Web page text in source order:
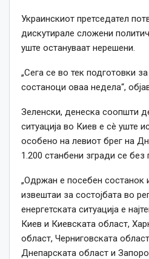
Украинскиот претседател
дискутирале сложени
уште остануваат нерешени.
„Сега се во тек подготовки
состаноци оваа недела“,
Зеленски, денеска соопшти
ситуација во Киев е сè уште
особено на левиот брег на
1.200 станбени згради се без
„Одржан е посебен состанок
извештаи за состојбата во
енергетската ситуација е
Киев и Киевската област,
област, Черниговската
Днепарската област и